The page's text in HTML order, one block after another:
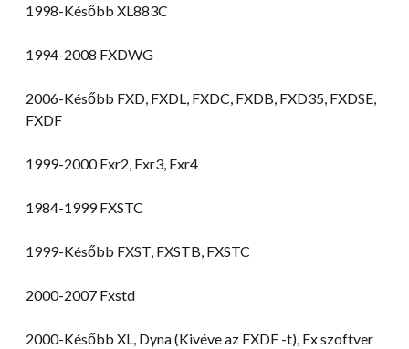
1998-Később XL883C
1994-2008 FXDWG
2006-Később FXD, FXDL, FXDC, FXDB, FXD35, FXDSE,
FXDF
1999-2000 Fxr2, Fxr3, Fxr4
1984-1999 FXSTC
1999-Később FXST, FXSTB, FXSTC
2000-2007 Fxstd
2000-Később XL, Dyna (Kivéve az FXDF -t), Fx szoftver